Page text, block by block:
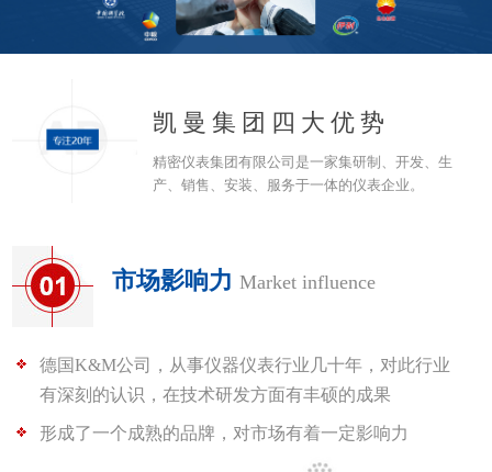
凯曼集团四大优势
精密仪表集团有限公司是一家集研制、开发、生
产、销售、安装、服务于一体的仪表企业。
市场影响力 Market influence
德国K&M公司，从事仪器仪表行业几十年，对此行业
有深刻的认识，在技术研发方面有丰硕的成果
形成了一个成熟的品牌，对市场有着一定影响力